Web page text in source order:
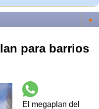
▼
para barrios
El megaplan del